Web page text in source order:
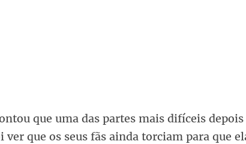
que uma das partes mais difíceis depois
que os seus fãs ainda torciam para que